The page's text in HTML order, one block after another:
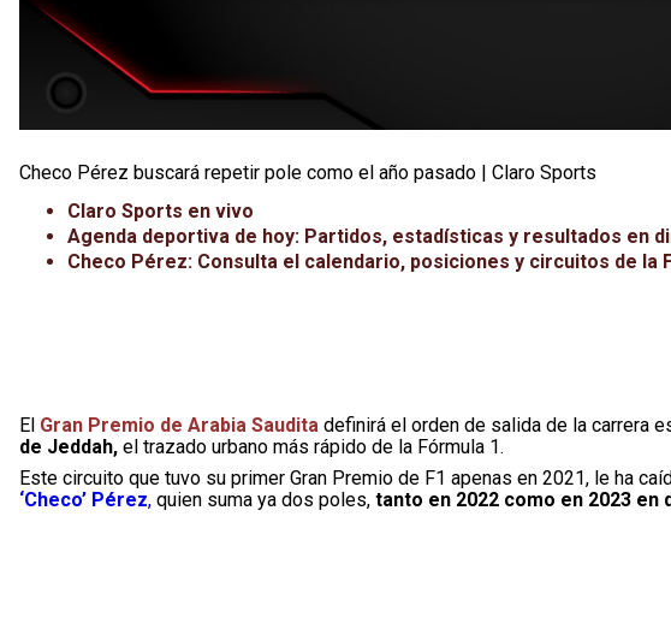
Checo Pérez buscará repetir pole como el año pasado | Claro Sports
Claro Sports en vivo
Agenda deportiva de hoy: Partidos, estadísticas y resultados en
Checo Pérez: Consulta el calendario, posiciones y circuitos de la
El Gran Premio de Arabia Saudita definirá el orden de salida de la carrera
de Jeddah, el trazado urbano más rápido de la Fórmula 1.
Este circuito que tuvo su primer Gran Premio de F1 apenas en 2021, le ha
‘Checo’ Pérez, quien suma ya dos poles, tanto en 2022 como en 2023